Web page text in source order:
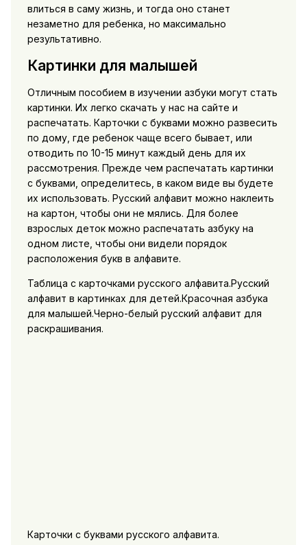
влиться в саму жизнь, и тогда оно станет
незаметно для ребенка, но максимально
результативно.
Картинки для малышей
Отличным пособием в изучении азбуки могут стать
картинки. Их легко скачать у нас на сайте и
распечатать. Карточки с буквами можно развесить
по дому, где ребенок чаще всего бывает, или
отводить по 10-15 минут каждый день для их
рассмотрения. Прежде чем распечатать картинки
с буквами, определитесь, в каком виде вы будете
их использовать. Русский алфавит можно наклеить
на картон, чтобы они не мялись. Для более
взрослых деток можно распечатать азбуку на
одном листе, чтобы они видели порядок
расположения букв в алфавите.
Таблица с карточками русского алфавита.Русский
алфавит в картинках для детей.Красочная азбука
для малышей.Черно-белый русский алфавит для
раскрашивания.
Карточки с буквами русского алфавита.